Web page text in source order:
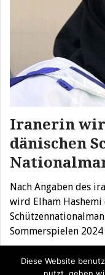
Iranerin
dänischen
Nach Angaben des
wird Elham Hashemi
Sommerspielen
Diese Website